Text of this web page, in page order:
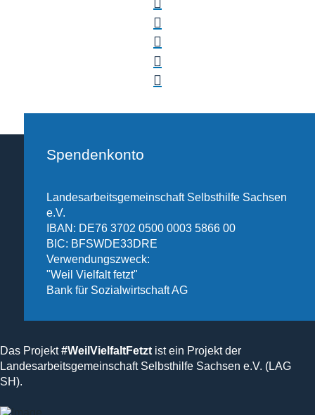
Spendenkonto
Landesarbeitsgemeinschaft Selbsthilfe Sachsen
e.V.
IBAN: DE76 3702 0500 0003 5866 00
BIC: BFSWDE33DRE
Verwendungszweck:
"Weil Vielfalt fetzt"
Bank für Sozialwirtschaft AG
Das Projekt#WeilVielfaltFetzt ist ein Projekt der
Landesarbeitsgemeinschaft Selbsthilfe Sachsen e.V. (LAG
SH).